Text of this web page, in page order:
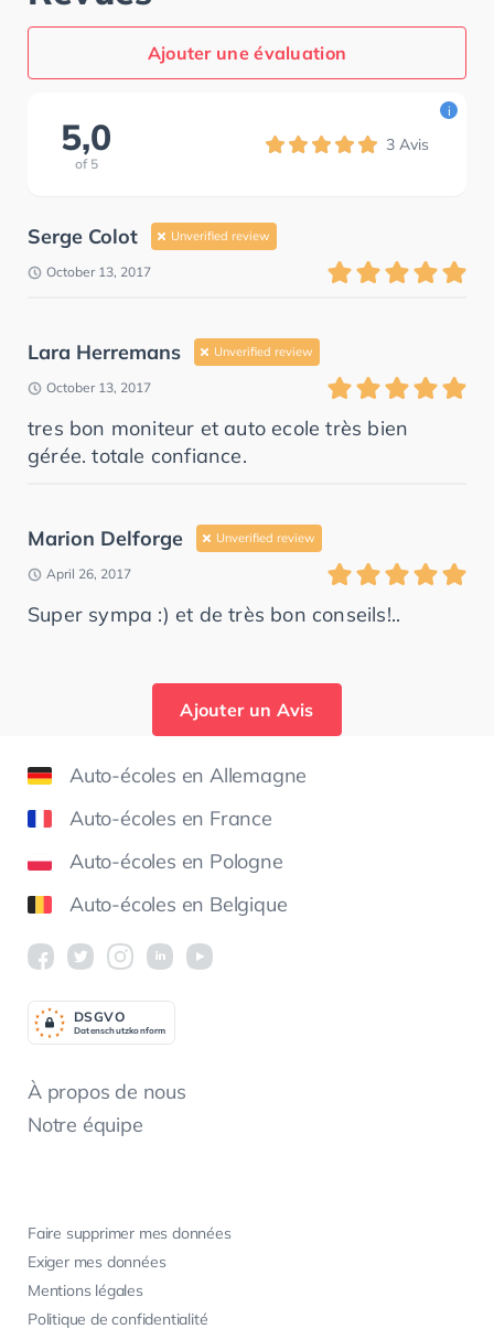
Ajouter une évaluation
5,0
of 5
3 Avis
i
Serge Colot Unverified review
October 13, 2017
Lara Herremans Unverified review
October 13, 2017
tres bon moniteur et auto ecole très bien
gérée. totale confiance.
Marion Delforge Unverified review
April 26, 2017
Super sympa :) et de très bon conseils!..
Ajouter un Avis
Auto-écoles en Allemagne
Auto-écoles en France
Auto-écoles en Pologne
Auto-écoles en Belgique
À propos de nous
Notre équipe
Faire supprimer mes données
Exiger mes données
Mentions légales
Politique de confidentialité
Datenschutzkonform
DSGVO